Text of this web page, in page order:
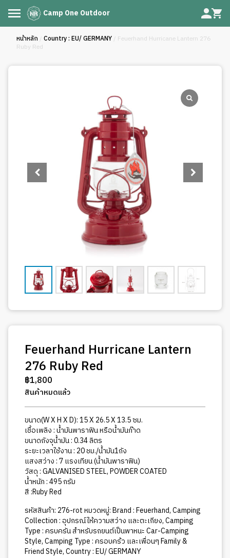
Camp One Outdoor
หน้าหลัก / Country : EU/ GERMANY / Feuerhand Hurricane Lantern 276
Ruby Red
Feuerhand Hurricane Lantern
276 Ruby Red
฿1,800
สินค้าหมดแล้ว
ขนาด(W X H X D): 15 X 26.5 X 13.5 ซม.
เชื้อเพลิง : น้ำมันพาราฟิน หรือน้ำมันก๊าด
ขนาดถังจุน้ำมัน : 0.34 ลิตร
ระยะเวลาใช้งาน : 20 ชม./น้ำมัน1ถัง
แสงสว่าง : 7 แรงเทียน (น้ำมันพาราฟิน)
วัสดุ : GALVANISED STEEL, POWDER COATED
น้ำหนัก : 495 กรัม
สี :Ruby Red
รหัสสินค้า: 276-rotหมวดหมู่:Brand : Feuerhand,Camping
Collection : อุปกรณ์ให้ความสว่าง และตะเกียง,Camping
Type : ครบครัน สำหรับรถยนต์เป็นพาหนะ Car-Camping
Style,Camping Type : ครอบคร้ว และเพื่อนๆ Family &
Friend Style,Country : EU/ GERMANY